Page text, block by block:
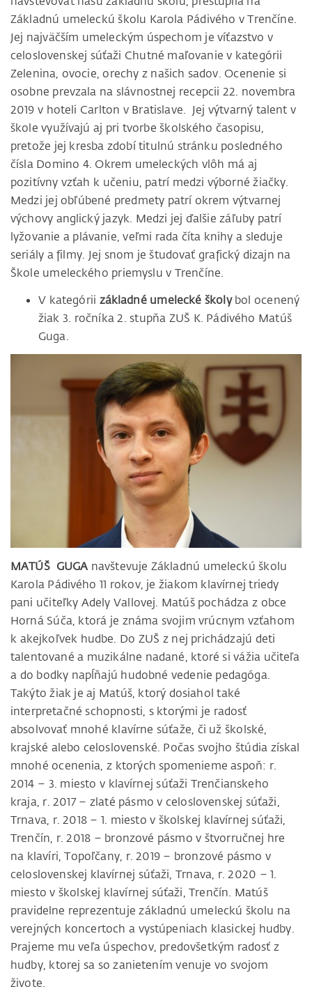
Základnú umeleckú školu Karola Pádivého v Trenčíne.
Jej najväčším umeleckým úspechom je víťazstvo v
celoslovenskej súťaži Chutné maľovanie v kategórii
Zelenina, ovocie, orechy z našich sadov. Ocenenie si
osobne prevzala na slávnostnej recepcii 22. novembra
2019 v hoteli Carlton v Bratislave. Jej výtvarný talent v
škole využívajú aj pri tvorbe školského časopisu,
pretože jej kresba zdobí titulnú stránku posledného
čísla Domino 4. Okrem umeleckých vlôh má aj
pozitívny vzťah k učeniu, patrí medzi výborné žiačky.
Medzi jej obľúbené predmety patrí okrem výtvarnej
výchovy anglický jazyk. Medzi jej ďalšie záľuby patrí
lyžovanie a plávanie, veľmi rada číta knihy a sleduje
seriály a filmy. Jej snom je študovať grafický dizajn na
Škole umeleckého priemyslu v Trenčíne.
V kategórii základné umelecké školybol ocenený
žiak 3. ročníka 2. stupňa ZUŠ K. Pádivého Matúš
Guga.
MATÚŠ GUGA navštevuje Základnú umeleckú školu
Karola Pádivého 11 rokov, je žiakom klavírnej triedy
pani učiteľky Adely Vallovej. Matúš pochádza z obce
Horná Súča, ktorá je známa svojim vrúcnym vzťahom
k akejkoľvek hudbe. Do ZUŠ z nej prichádzajú deti
talentované a muzikálne nadané, ktoré si vážia učiteľa
a do bodky napĺňajú hudobné vedenie pedagóga.
Takýto žiak je aj Matúš, ktorý dosiahol také
interpretačné schopnosti, s ktorými je radosť
absolvovať mnohé klavírne súťaže, či už školské,
krajské alebo celoslovenské. Počas svojho štúdia získal
mnohé ocenenia, z ktorých spomenieme aspoň: r.
2014 – 3. miesto v klavírnej súťaži Trenčianskeho
kraja, r. 2017 – zlaté pásmo v celoslovenskej súťaži,
Trnava, r. 2018 – 1. miesto v školskej klavírnej súťaži,
Trenčín, r. 2018 – bronzové pásmo v štvorručnej hre
na klavíri, Topoľčany, r. 2019 – bronzové pásmo v
celoslovenskej klavírnej súťaži, Trnava, r. 2020 – 1.
miesto v školskej klavírnej súťaži, Trenčín. Matúš
pravidelne reprezentuje základnú umeleckú školu na
verejných koncertoch a vystúpeniach klasickej hudby.
Prajeme mu veľa úspechov, predovšetkým radosť z
hudby, ktorej sa so zanietením venuje vo svojom
živote.